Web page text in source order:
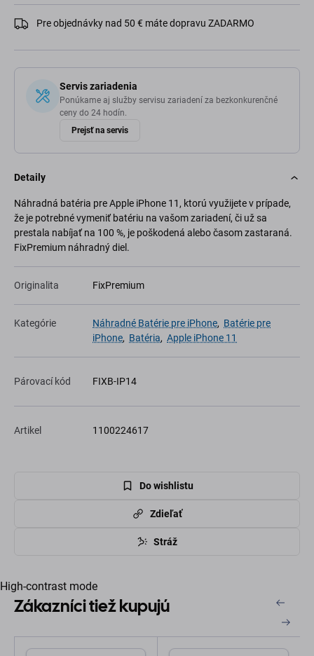
Pre objednávky nad 50 € máte dopravu ZADARMO
Servis zariadenia
Ponúkame aj služby servisu zariadení za bezkonkurenčné
ceny do 24 hodín.
Prejsť na servis
Detaily
Náhradná batéria pre Apple iPhone 11, ktorú využijete v prípade,
že je potrebné vymeniť batériu na vašom zariadení, či už sa
prestala nabíjať na 100 %, je poškodená alebo časom zastaraná.
FixPremium náhradný diel.
Originalita FixPremium
Kategórie Náhradné Batérie pre iPhone, Batérie pre
iPhone, Batéria, Apple iPhone 11
Párovací kód FIXB-IP14
Artikel 1100224617
Do wishlistu
Zdieľať
Stráž
High-contrast mode
Zákazníci tiež kupujú